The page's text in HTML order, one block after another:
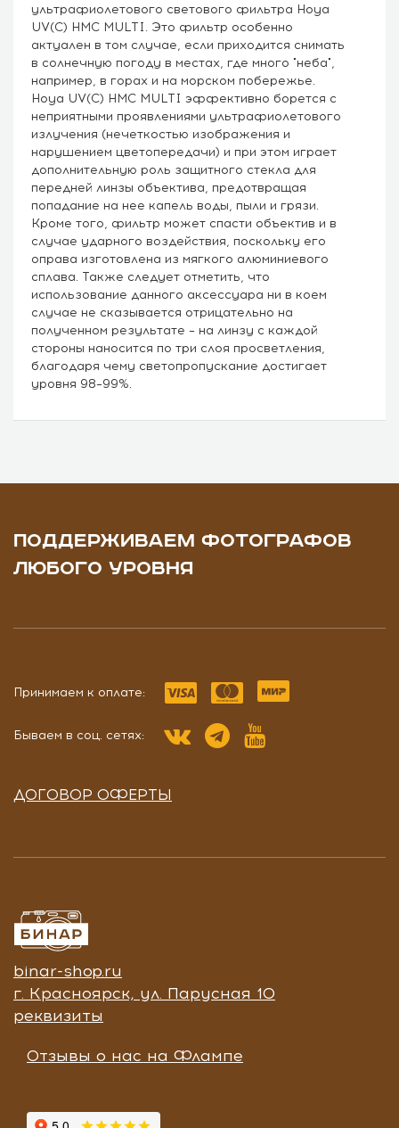
ультрафиолетового светового фильтра Hoya
UV(C) HMC MULTI. Это фильтр особенно
актуален в том случае, если приходится снимать
в солнечную погоду в местах, где много "неба",
например, в горах и на морском побережье.
Hoya UV(C) HMC MULTI эффективно борется с
неприятными проявлениями ультрафиолетового
излучения (нечеткостью изображения и
нарушением цветопередачи) и при этом играет
дополнительную роль защитного стекла для
передней линзы объектива, предотвращая
попадание на нее капель воды, пыли и грязи.
Кроме того, фильтр может спасти объектив и в
случае ударного воздействия, поскольку его
оправа изготовлена из мягкого алюминиевого
сплава. Также следует отметить, что
использование данного аксессуара ни в коем
случае не сказывается отрицательно на
полученном результате – на линзу с каждой
стороны наносится по три слоя просветления,
благодаря чему светопропускание достигает
уровня 98–99%.
ПОДДЕРЖИВАЕМ ФОТОГРАФОВ
ЛЮБОГО УРОВНЯ
Принимаем к оплате:
Бываем в соц. сетях:
ДОГОВОР ОФЕРТЫ
binar-shop.ru
г. Красноярск, ул. Парусная 10
реквизиты
Отзывы о нас на Флампе